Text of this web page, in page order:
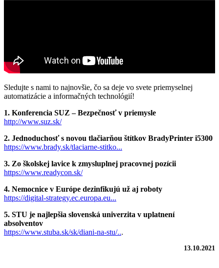
Sledujte s nami to najnovšie, čo sa deje vo svete priemyselnej
automatizácie a informačných technológií!
1. Konferencia SUZ – Bezpečnosť v priemysle
http://www.suz.sk/
2. Jednoduchosť s novou tlačiarňou štítkov BradyPrinter i5300
https://www.brady.sk/tlaciarne-stitko...
3. Zo školskej lavice k zmysluplnej pracovnej pozícii
https://www.readycon.sk/
4. Nemocnice v Európe dezinfikujú už aj roboty
https://digital-strategy.ec.europa.eu...
5. STU je najlepšia slovenská univerzita v uplatnení
absolventov
https://www.stuba.sk/sk/diani-na-stu/...
13.10.2021